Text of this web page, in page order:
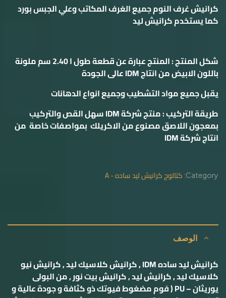
كرانيشغرف النوم جميع الغرف المكاتبوعلي الجبس بورد
كما يستخدم كرانيش ليد
شكل المنتج : المنتج عبارة عن قطعة طول ا 2.40 سم ملونة
باللون الابيض من انتاجIDMعالى الجودة
يقبل جميع مواد التشطيب وجميع انواع الدهانات
طريقة التركيب : منتج شركةIDMسهل القص والتركيب
بمعجون اللاصق مصنوع من الاكريلك بمواصفات خاصة من
انتاج شركةIDM
Category: كتالوج كرانيش ليد ساده - A
الوصف
كرانيش ليد ساده IDM , كرانيش كلاسيك ليد , كرانيش نيو
كلاسيك ليد , كرانيش ليد , كرانيش بيت نور , من البولى
يوريثان – PU ( فوم مضغوط فيوتك ذو كثافة و جودة عالية و